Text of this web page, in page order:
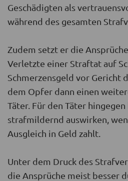
Geschädigten als
während des gesamten
Zudem setzt er die
Verletzte einer Straftat auf
Schmerzensgeld vor Gericht
dem Opfer dann einen
Täter. Für den Täter hingegen
strafmildernd auswirken,
Ausgleich in Geld zahlt.
Unter dem Druck des
die Ansprüche meist besser